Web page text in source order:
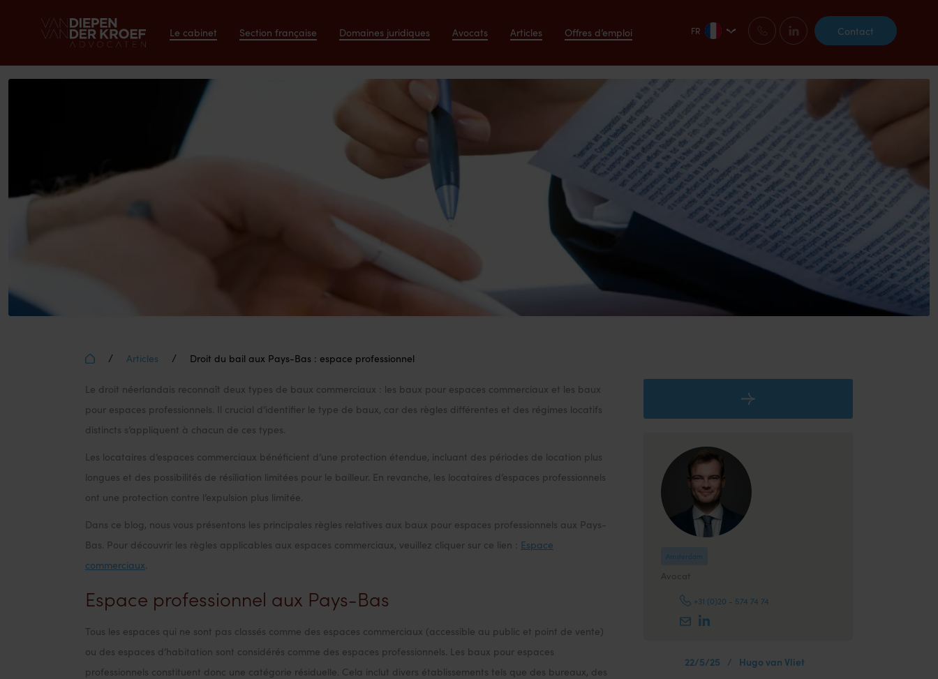
FR Contact
Le cabinet Section française Domaines juridiques Avocats Articles Offres d’emploi
Droit du bail aux Pays-Bas :
espace professionnel
/ Articles / Droit du bail aux Pays-Bas : espace professionnel
Le droit néerlandais reconnaît deux types de baux commerciaux : les baux pour espaces commerciaux et les baux
pour espaces professionnels. Il crucial d’identifier le type de baux, car des règles différentes et des régimes locatifs
distincts s’appliquent à chacun de ces types.
Les locataires d’espaces commerciaux bénéficient d’une protection étendue, incluant des périodes de location plus
longues et des possibilités de résiliation limitées pour le bailleur. En revanche, les locataires d’espaces professionnels
ont une protection contre l’expulsion plus limitée.
Dans ce blog, nous vous présentons les principales règles relatives aux baux pour espaces professionnels aux Pays-
Bas. Pour découvrir les règles applicables aux espaces commerciaux, veuillez cliquer sur ce lien : Espace
commerciaux.
Espace professionnel aux Pays-Bas
Tous les espaces qui ne sont pas classés comme des espaces commerciaux (accessible au public et point de vente)
ou des espaces d’habitation sont considérés comme des espaces professionnels. Les baux pour espaces
professionnels constituent donc une catégorie résiduelle. Cela inclut divers établissements tels que des bureaux, des
Amsterdam
Avocat
+31 (0)20 - 574 74 74
22/5/25 / Hugo van Vliet